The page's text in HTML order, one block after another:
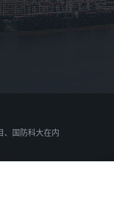
、国防科大在内